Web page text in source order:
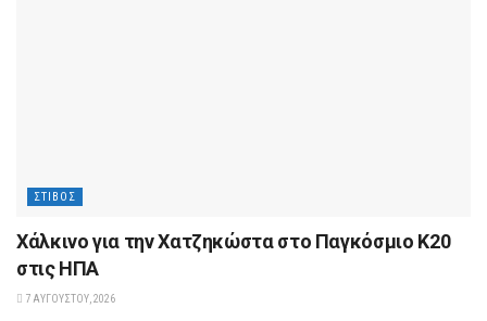
ΣΤΊΒΟΣ
Xάλκινο για την Χατζηκώστα στο Παγκόσμιο Κ20
στις ΗΠΑ
7 ΑΥΓΟΎΣΤΟΥ, 2026